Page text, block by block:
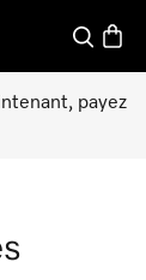
Search
payez